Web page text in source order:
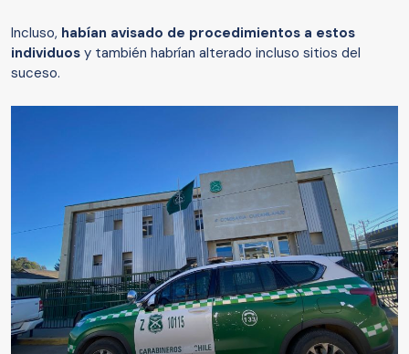
Incluso, habían avisado de procedimientos a estos
individuos y también habrían alterado incluso sitios del
suceso.